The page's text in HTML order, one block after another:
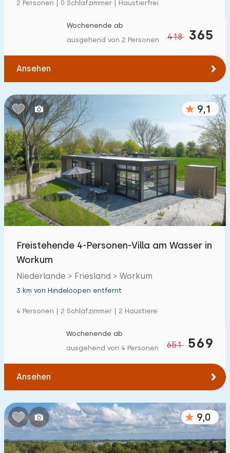
2 Personen | 0 Schlafzimmer | Haustierfrei
418 365
Wochenende ab
ausgehend von 2 Personen
Ansehen
9,1
Freistehende 4-Personen-Villa am Wasser in
Workum
Niederlande > Friesland > Workum
3 km von Hindeloopen entfernt
4 Personen | 2 Schlafzimmer | 2 Haustiere
651 569
Wochenende ab
ausgehend von 4 Personen
Ansehen
9,0